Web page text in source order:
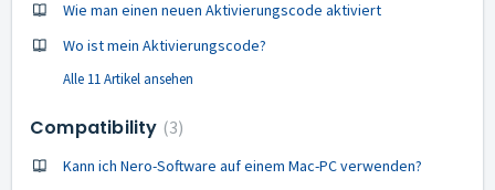
Wie man einen neuen Aktivierungscode aktiviert
Wo ist mein Aktivierungscode?
Alle 11 Artikel ansehen
Compatibility 3
Kann ich Nero-Software auf einem Mac-PC verwenden?